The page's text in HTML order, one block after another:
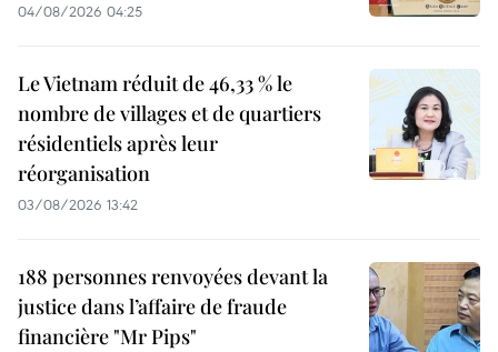
04/08/2026 04:25
Le Vietnam réduit de 46,33 % le
nombre de villages et de quartiers
résidentiels après leur
réorganisation
03/08/2026 13:42
188 personnes renvoyées devant la
justice dans l’affaire de fraude
financière "Mr Pips"